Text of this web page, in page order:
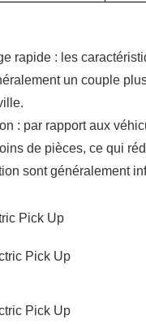
rapide : les
un couple
: par rapport aux
de pièces, ce qui
sont généralement